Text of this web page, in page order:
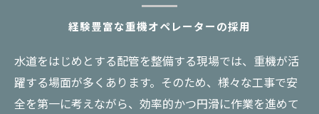
経験豊富な重機オペレーターの採用
水道をはじめとする配管を整備する現場では、重機が活
躍する場面が多くあります。そのため、様々な工事で安
全を第一に考えながら、効率的かつ円滑に作業を進めて